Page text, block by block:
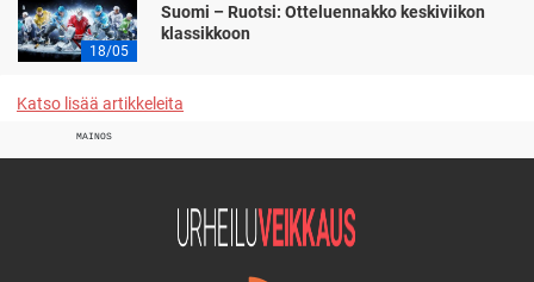
18/05
Suomi – Ruotsi: Otteluennakko keskiviikon
klassikkoon
Katso lisää artikkeleita
MAINOS